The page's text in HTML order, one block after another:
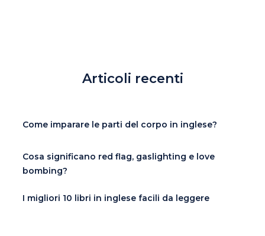
Articoli recenti
Come imparare le parti del corpo in inglese?
Cosa significano red flag, gaslighting e love
bombing?
I migliori 10 libri in inglese facili da leggere